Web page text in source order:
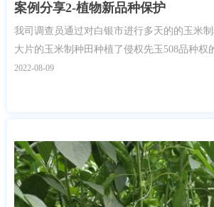
案例分享2-植物新品种保护
我司调查员通过对白银市进行多天的的玉米
大片的玉米制种田种植了侵权先玉508品种权
2022-08-09